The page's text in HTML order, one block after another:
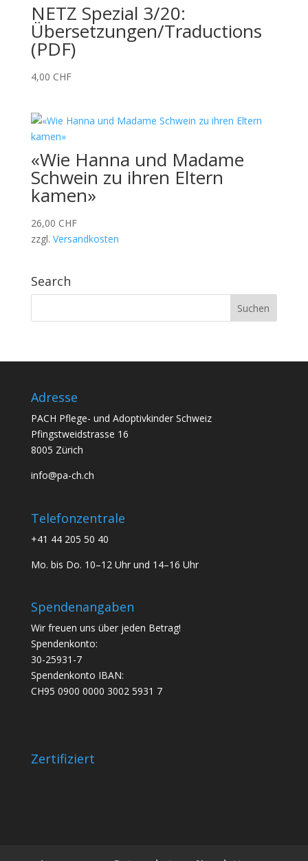
NETZ Spezial 3/20:
Übersetzungen/Traductions
(PDF)
4,00 CHF
«Wie Hanna und Madame
Schwein zu ihren Eltern
kamen»
26,00 CHF
zzgl. Versandkosten
Search
Adresse
PACH Pflege- und Adoptivkinder Schweiz
Pfingstweidstrasse 16
8005 Zürich
info@pa-ch.ch
Telefonzentrale
+41 44 205 50 40
Mo. bis Do. 10–12 Uhr und 14–16 Uhr
Spendenangaben
Wir freuen uns über jeden Betrag!
Spendenkonto:
30-25931-7
Spendenkonto IBAN:
CH95 0900 0000 3002 5931 7
Zertifiziert